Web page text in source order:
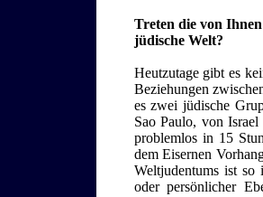
Treten die von
jüdische Welt?
Heutzutage gibt es
Beziehungen
es zwei jüdische
Sao Paulo, von
problemlos in 15
dem Eisernen
Weltjudentums ist
oder persönlicher